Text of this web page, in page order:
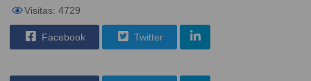
Visitas: 4729
Facebook Twitter